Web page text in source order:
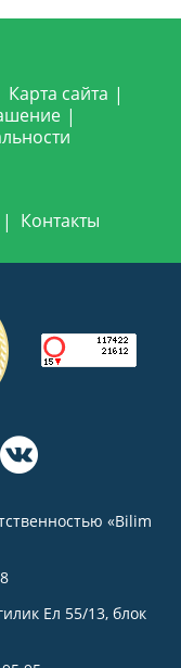
Карта сайта
Контакты
«Bilim
Ел 55/13, блок